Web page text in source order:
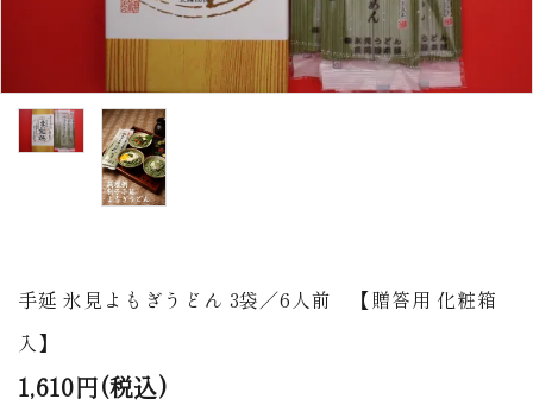
価格から探す
ご利用ガイド
プライバシーポリシー
お問い合わせ
ページ一覧
手延 氷見よもぎうどん 3袋／6人前 【贈答用 化粧箱
入】
1,610円(税込)